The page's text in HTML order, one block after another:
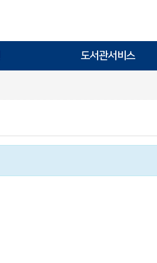
도서관서비스